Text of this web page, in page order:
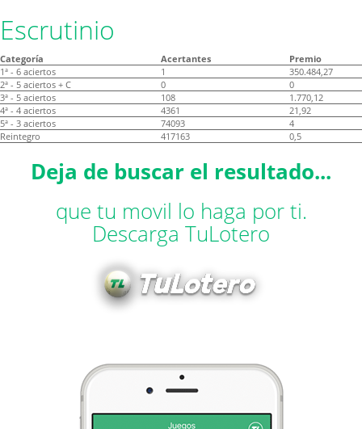
Escrutinio
Categoría Acertantes
Premio
1ª - 6 aciertos
1
350.484,27
2ª - 5 aciertos + C
0
0
3ª - 5 aciertos
108
1.770,12
4ª - 4 aciertos
4361
21,92
5ª - 3 aciertos
74093
4
Reintegro
417163 0,5
Deja de buscar el resultado...
que tu movil lo haga por ti.
Descarga TuLotero